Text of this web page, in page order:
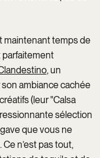
maintenant temps de
parfaitement
, un
ambiance cachée
(leur "Calsa
sélection
que vous ne
n’est pas tout,